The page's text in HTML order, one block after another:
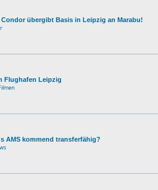
übergibt Basis in Leipzig an Marabu!
Flughafen Leipzig
AMS kommend transferfähig?